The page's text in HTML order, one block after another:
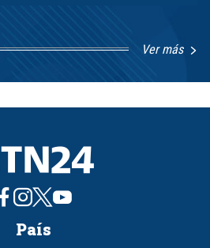
Ver más
País